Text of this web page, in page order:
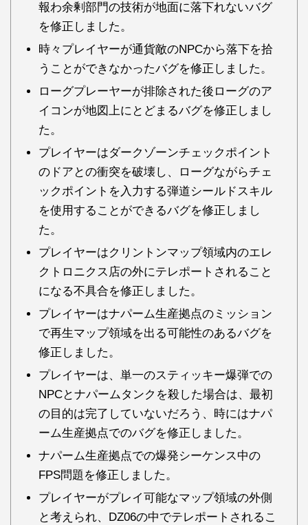
報わ余剰部門の技術が地面に落下れないバグ
を修正しました。
時々プレイヤーが通貨敵のNPCから落下を拾
うことができなかったバグを修正しました。
ローグプレーヤーが排除された後ローグのア
イコンが地図上にとどまるバグを修正しまし
た。
プレイヤーはダークゾーンチェックポイント
のドアとの衝突を破壊し、ローグながらチェ
ックポイントを入力する弾道シールドスキル
を使用することができるバグを修正しまし
た。
プレイヤーはクリントンマップ領域内のエレ
クトロニクス店の外にテレポートされること
になる不具合を修正しました。
プレイヤーはナパーム生産拠点のミッション
で再生マップ領域を出る可能性のあるバグを
修正しました。
プレイヤーは、単一のスティッキー爆弾での
NPCとナパームタンクを殺した場合は、最初
の目的は完了していないだろう、時にはナパ
ーム生産拠点でのバグを修正しました。
ナパーム生産拠点での爆発シーケンス中の
FPS問題を修正しました。
プレイヤーがプレイ可能なマップ領域の外側
と考えられ、DZ06の中でテレポートされるこ